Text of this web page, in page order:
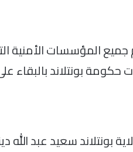
المؤسسات الأمنية
حكومة بونتلاند بالبقاء
بونتلاند سعيد عبد الله